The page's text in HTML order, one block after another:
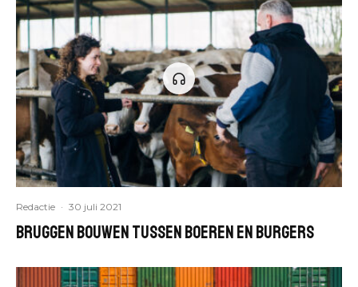
Redactie · 30 juli 2021
Bruggen bouwen tussen boeren en burgers